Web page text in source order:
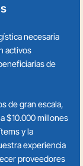
necesaria
activos
de
de gran escala,
$10.000 millones
y la
experiencia
proveedores